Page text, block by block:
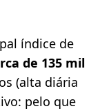
índice de
de 135 mil
(alta diária
pelo que